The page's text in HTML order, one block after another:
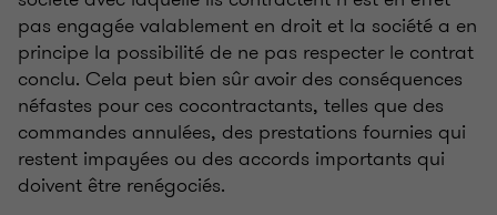
pas engagée valablement en droit et la société a en
principe la possibilité de ne pas respecter le contrat
conclu. Cela peut bien sûr avoir des conséquences
néfastes pour ces cocontractants, telles que des
commandes annulées, des prestations fournies qui
restent impayées ou des accords importants qui
doivent être renégociés.